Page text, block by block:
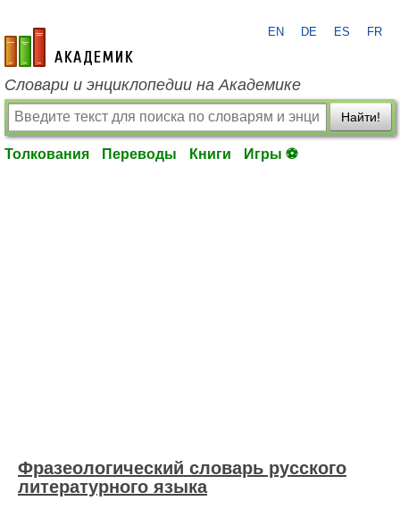
academic.ru
EN DE ES FR
Словари и энциклопедии на Академике
Найти!
Толкования Переводы Книги Игры ⚽
Фразеологический словарь русского
литературного языка